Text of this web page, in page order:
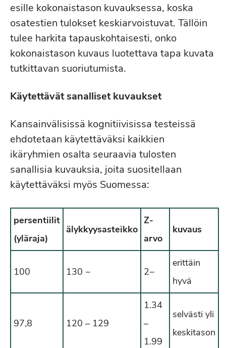
esille kokonaistason kuvauksessa, koska
osatestien tulokset keskiarvoistuvat. Tällöin
tulee harkita tapauskohtaisesti, onko
kokonaistason kuvaus luotettava tapa kuvata
tutkittavan suoriutumista.
Käytettävät sanalliset kuvaukset
Kansainvälisissä kognitiivisissa testeissä
ehdotetaan käytettäväksi kaikkien
ikäryhmien osalta seuraavia tulosten
sanallisia kuvauksia, joita suositellaan
käytettäväksi myös Suomessa:
persentiilit
(yläraja)
älykkyysasteikko
Z-
arvo
kuvaus
100 130 − 2−
erittäin
hyvä
97,8 120 – 129
1.34
–
1.99
selvästi yli
keskitason